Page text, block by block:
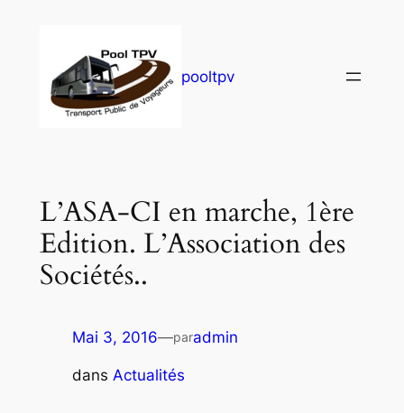
pooltpv
L’ASA-CI en marche, 1ère
Edition. L’Association des
Sociétés..
Mai 3, 2016—paradmin
dans Actualités